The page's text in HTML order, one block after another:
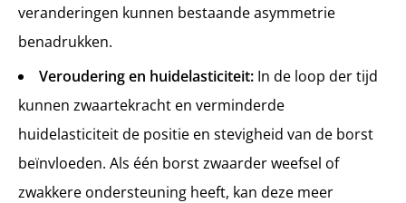
veranderingen kunnen bestaande asymmetrie
benadrukken.
Veroudering en huidelasticiteit: In de loop der tijd
kunnen zwaartekracht en verminderde
huidelasticiteit de positie en stevigheid van de borst
beïnvloeden. Als één borst zwaarder weefsel of
zwakkere ondersteuning heeft, kan deze meer